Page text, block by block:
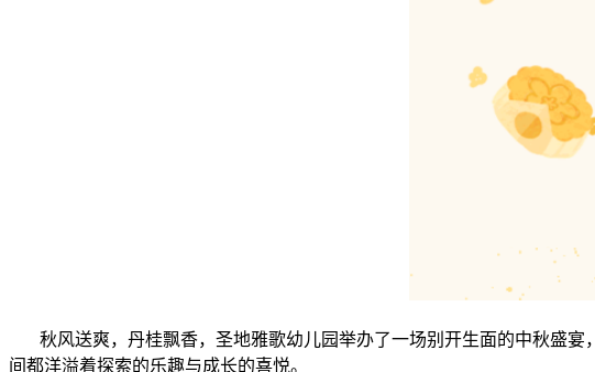
秋风送爽，丹桂飘香，圣地雅歌幼儿园举办了一场别开生面的中秋盛宴
间都洋溢着探索的乐趣与成长的喜悦。